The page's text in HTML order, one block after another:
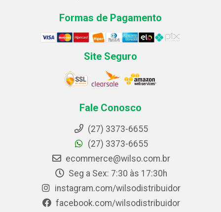
Formas de Pagamento
Site Seguro
Fale Conosco
(27) 3373-6655
(27) 3373-6655
ecommerce@wilso.com.br
Seg a Sex: 7:30 às 17:30h
instagram.com/wilsodistribuidor
facebook.com/wilsodistribuidor